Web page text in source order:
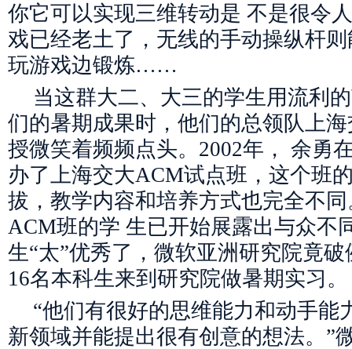
你它可以实现三维转动是 不是很令
戏已经老土了，无线的手动操纵杆
玩游戏边锻炼……
当这群大二、大三的学生用流利
们的暑期成果时，他们的总领队上
授微笑着频频点头。2002年， 余勇
办了上海交大ACM试点班，这个班
拔，教学内容和培养方式也完全不
ACM班的学 生已开始展露出与众不
生“太”优秀了，微软亚洲研究院竟
16名本科生来到研究院做暑期实习。
“他们有很好的思维能力和动手能
新领域并能提出很有创意的想法。”